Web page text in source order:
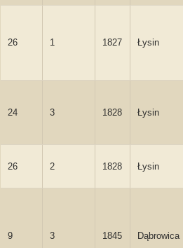
26 1 1827 Łysin
24 3 1828 Łysin
26 2 1828 Łysin
9 3 1845 Dąbrowica